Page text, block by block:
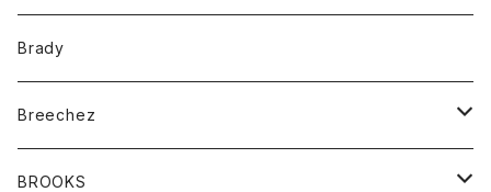
コート
バッグ
ベルト
キッズ
Tシャツ
グッズ
アンダーウェアー
トップス
Brady
Breechez
シャツ
BROOKS